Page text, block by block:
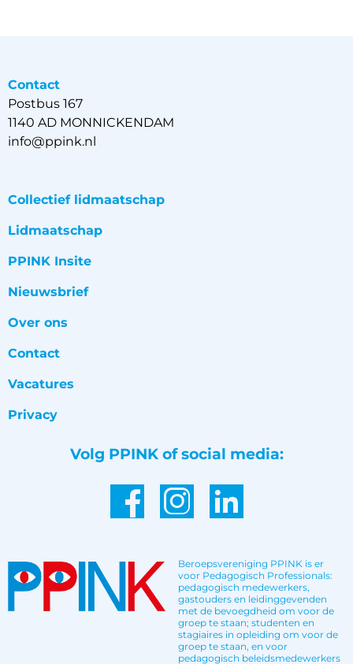
Contact
Postbus 167
1140 AD MONNICKENDAM
info@ppink.nl
Collectief lidmaatschap
Lidmaatschap
PPINK Insite
Nieuwsbrief
Over ons
Contact
Vacatures
Privacy
Volg PPINK of social media:
Beroepsvereniging PPINK is er
voor Pedagogisch Professionals:
pedagogisch medewerkers,
gastouders en leidinggevenden
met de bevoegdheid om voor de
groep te staan; studenten en
stagiaires in opleiding om voor de
groep te staan, en voor
pedagogisch beleidsmedewerkers